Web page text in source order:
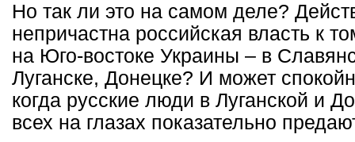
Но так ли это на самом деле?
непричастна российская власть к
на Юго-востоке Украины – в
Луганске, Донецке? И может
когда русские люди в Луганской и
всех на глазах показательно